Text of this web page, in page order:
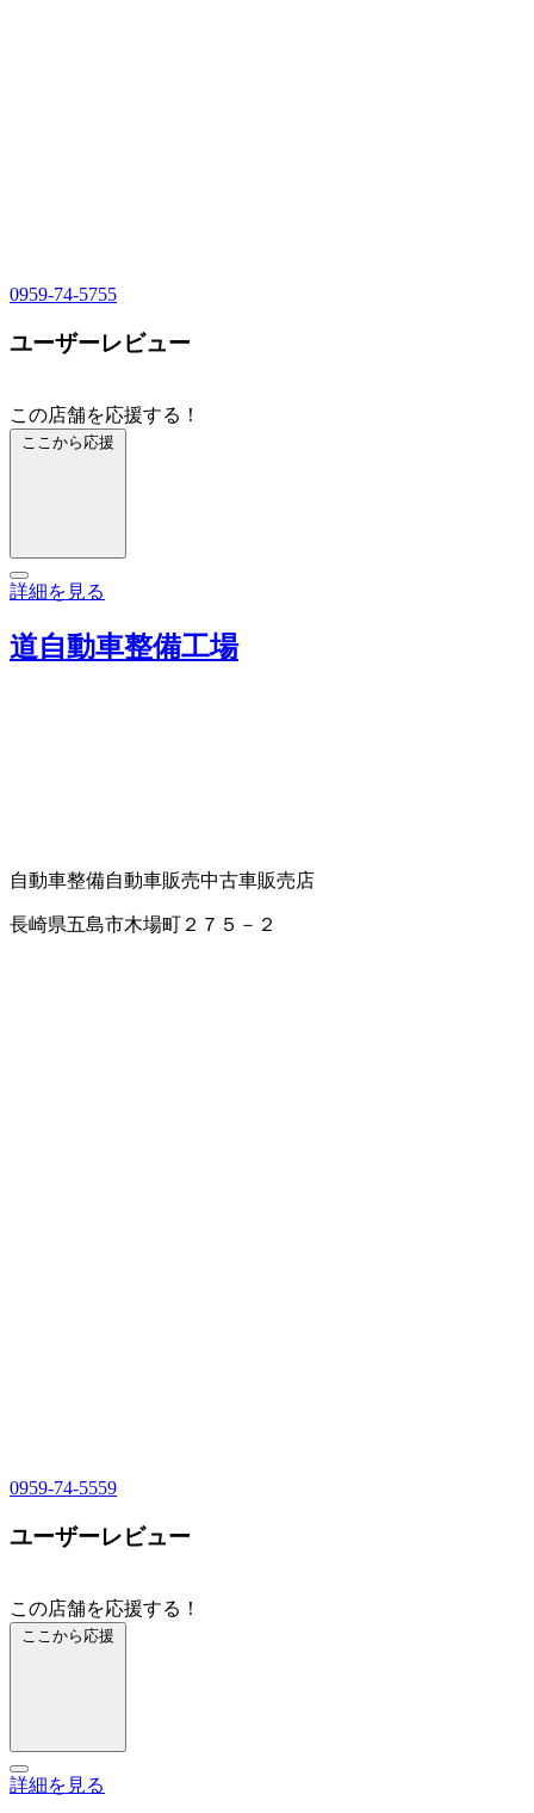
0959-74-5755
ユーザーレビュー
この店舗を応援する！
ここから応援
詳細を見る
道自動車整備工場
自動車整備自動車販売中古車販売店
長崎県五島市木場町２７５－２
0959-74-5559
ユーザーレビュー
この店舗を応援する！
ここから応援
詳細を見る